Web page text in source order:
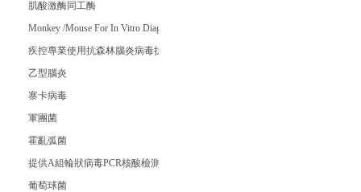
肌酸激酶同工酶
Monkey /Mouse For In Vitro Diagnostic
疾控專業使用抗森林腦炎病毒抗體IgM試劑盒
乙型腦炎
寨卡病毒
軍團菌
霍亂弧菌
提供A組輪狀病毒PCR核酸檢測試劑盒
葡萄球菌